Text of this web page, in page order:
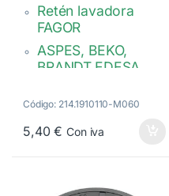
e
Retén lavadora
FAGOR
ASPES, BEKO,
BRANDT,EDESA,
FAGOR,
GENERAL
ELECTRIC,
Código: 214.1910110-M060
5,40€ Con iva